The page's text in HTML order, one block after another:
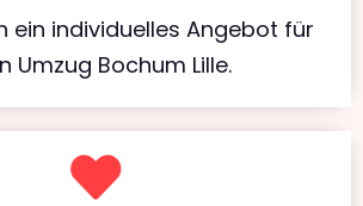
ein individuelles Angebot für
Umzug Bochum Lille.